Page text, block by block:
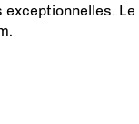
Le